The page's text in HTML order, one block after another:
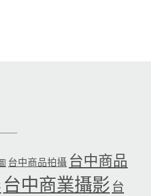
台中商品拍攝 台中商品
台中商業攝影 台